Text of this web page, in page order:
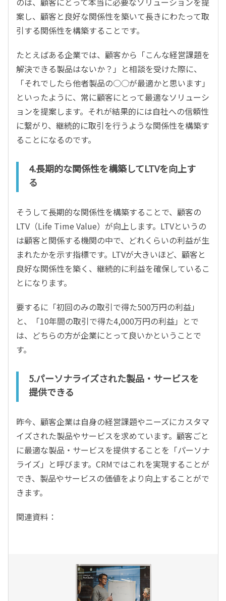
案し、顧客と良好な関係性を築いて長きにわたって取
引する関係性を構築することです。
たとえばある企業では、顧客から「こんな経営課題を
解決できる製品はないか？」と相談を受けた際に、
「それでしたら他者製品の○○が最適かと思います」
といったように、常に顧客にとって最適なソリューシ
ョンを提案します。それが結果的には自社への信頼性
に繋がり、継続的に取引を行うような関係性を構築す
ることになるのです。
4.長期的な関係性を構築してLTVを向上す
る
そうして長期的な関係性を構築することで、顧客の
LTV（Life Time Value）が向上します。LTVというの
は顧客と関係する機関の中で、どれくらいの利益が生
まれたかを示す指標です。LTVが大きいほど、顧客と
良好な関係性を築く、継続的に利益を確保しているこ
とになります。
要するに「初回のみの取引で得た500万円の利益」
と、「10年間の取引で得た4,000万円の利益」とで
は、どちらの方が企業にとって良いかということで
す。
5.パーソナライズされた製品・サービスを
提供できる
昨今、顧客企業は自身の経営課題やニーズにカスタマ
イズされた製品やサービスを求めています。顧客ごと
に最適な製品・サービスを提供することを「パーソナ
ライズ」と呼びます。CRMではこれを実現することが
でき、製品やサービスの価値をより向上することがで
きます。
関連資料：